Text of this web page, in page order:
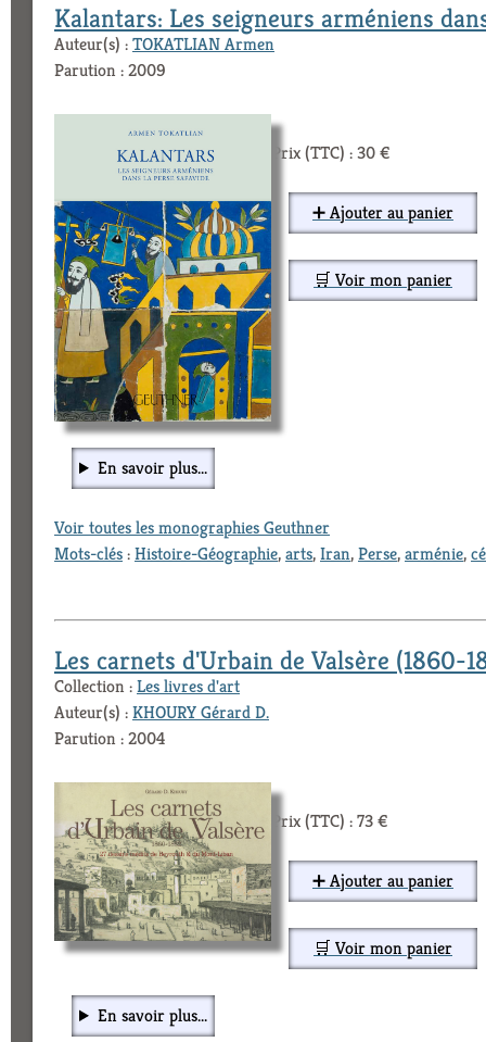
Kalantars: Les seigneurs arméniens
Auteur(s) :TOKATLIAN Armen
Parution : 2009
Prix (TTC) : 30 €
➕ Ajouter au panier
🛒 Voir mon panier
En savoir plus...
Voir toutes les monographies Geuthner
Mots-clés:Histoire-Géographie,arts,Iran,Perse,arménie,
Les carnets d'Urbain de Valsère (1860-
Collection :Les livres d'art
Auteur(s) :KHOURY Gérard D.
Parution : 2004
Prix (TTC) : 73 €
➕ Ajouter au panier
🛒 Voir mon panier
En savoir plus...